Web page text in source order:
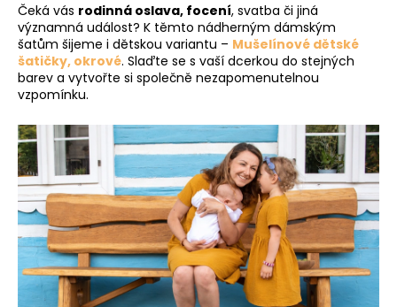
Čeká vás rodinná oslava, focení, svatba či jiná
významná událost? K těmto nádherným dámským
šatům šijeme i dětskou variantu – Mušelínové dětské
šatičky, okrové. Slaďte se s vaší dcerkou do stejných
barev a vytvořte si společně nezapomenutelnou
vzpomínku.